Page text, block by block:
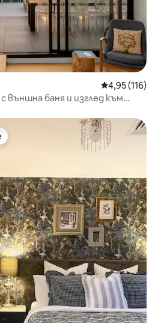
Средна
4,95 (116)
външна баня и изглед към
на гостите